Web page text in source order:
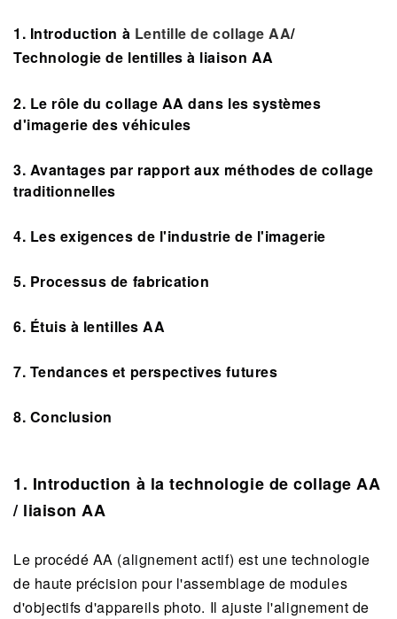
1. Introduction à Lentille de collage AA/
Technologie de lentilles à liaison AA
2. Le rôle du collage AA dans les systèmes
d'imagerie des véhicules
3. Avantages par rapport aux méthodes de collage
traditionnelles
4. Les exigences de l'industrie de l'imagerie
5. Processus de fabrication
6. Étuis à lentilles AA
7. Tendances et perspectives futures
8. Conclusion
1. Introduction à la technologie de collage AA
/ liaison AA
Le procédé AA (alignement actif) est une technologie
de haute précision pour l'assemblage de modules
d'objectifs d'appareils photo. Il ajuste l'alignement de